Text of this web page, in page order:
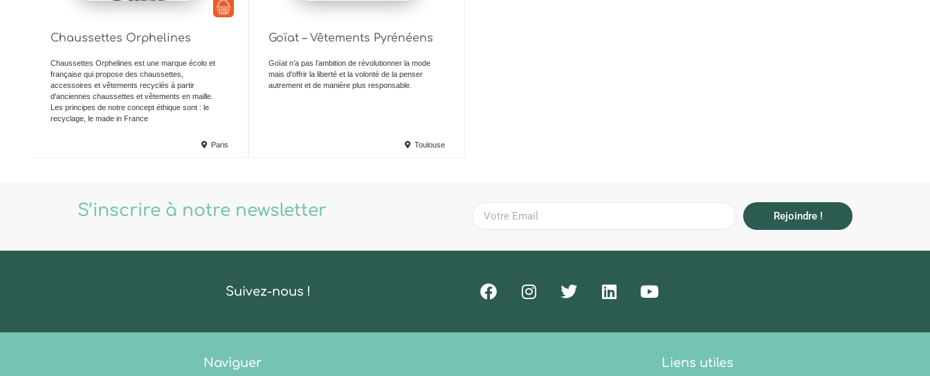
Chaussettes Orphelines
Chaussettes Orphelines est une marque écolo et
française qui propose des chaussettes,
accessoires et vêtements recyclés à partir
d'anciennes chaussettes et vêtements en maille.
Les principes de notre concept éthique sont : le
recyclage, le made in France
Paris
Goïat – Vêtements Pyrénéens
Goïat n’a pas l’ambition de révolutionner la mode
mais d'offrir la liberté et la volonté de la penser
autrement et de manière plus responsable.
Toulouse
S’inscrire à notre newsletter Rejoindre !
Suivez-nous !
Naviguer Liens utiles